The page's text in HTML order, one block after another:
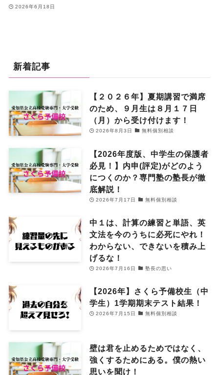
2026年6月18日
新着記事
【２０２６年】夏期講習で満席
のため、９月生は８月１７日
（月）から受け付けます！
2026年8月3日 無料個別相談
【2026年度版、中学生の保護者
必見！】内申(評定)がどのよう
につくのか？専門塾の塾長が徹
底解説！
2026年7月17日 無料個別相談
中１は、計算の練習と単語、英
文法を今のうちに必死にやれ！
わからない、できないを積み上
げるな！
2026年7月16日 塾長の思い
【2026年】さくら予備校生（中
学生）1学期期末テスト結果！
2026年7月15日 無料個別相談
壁は君を止めるためではなく、
強くするためにある。僕の熱い
思いを聞け！